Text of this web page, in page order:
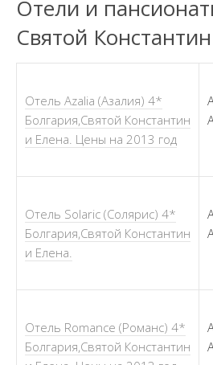
Отели и
Святой
Отель Azalia (Азалия) 4*
Болгария,Святой Константин
и Елена. Цены на 2013 год
Отель Solaric (Солярис) 4*
Болгария,Святой Константин
и Елена.
Отель Romance (Романс) 4*
Болгария,Святой Константин